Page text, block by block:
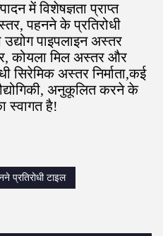
में विशेषज्ञता प्राप्त
पहनने के प्रतिरोधी
पाइपलाइन अस्तर
कोयला मिल अस्तर और
सिरेमिक अस्तर निर्माता,कई
अनुकूलित करने के
स्वागत है!
प्रतिरोधी टाइल